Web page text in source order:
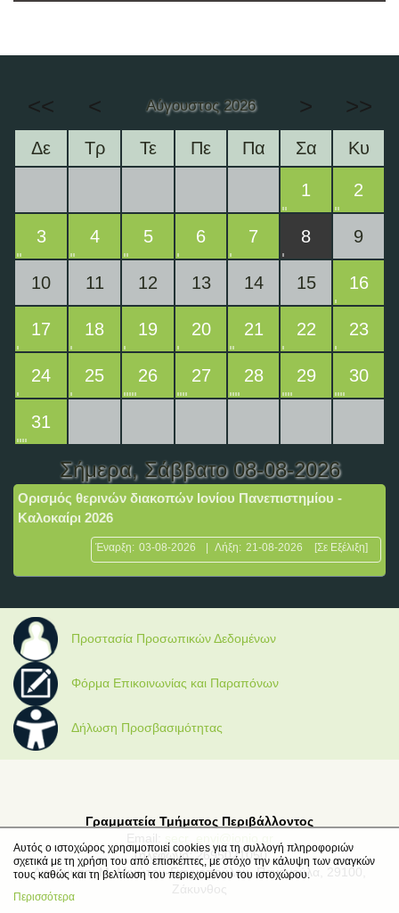
<< < Αύγουστος 2026 > >>
Δε Τρ Τε Πε Πα Σα Κυ
1 2
3 4 5 6 7 8 9
10 11 12 13 14 15 16
17 18 19 20 21 22 23
24 25 26 27 28 29 30
31
Σήμερα, Σάββατο 08-08-2026
Ορισμός θερινών διακοπών Ιονίου Πανεπιστημίου -
Καλοκαίρι 2026
Έναρξη: 03-08-2026 | Λήξη: 21-08-2026 [Σε Εξέλιξη]
Προστασία Προσωπικών Δεδομένων
Φόρμα Επικοινωνίας και Παραπόνων
Δήλωση Προσβασιμότητας
Γραμματεία Τμήματος Περιβάλλοντος
Email:
Τηλέφωνο: 2695021050
Διεύθυνση: Μ. Μινώτου-Γιαννοπούλου, Παναγούλα, 29100,
Ζάκυνθος
Αυτός ο ιστοχώρος χρησιμοποιεί cookies για τη συλλογή πληροφοριών
σχετικά με τη χρήση του από επισκέπτες, με στόχο την κάλυψη των αναγκών
τους καθώς και τη βελτίωση του περιεχομένου του ιστοχώρου.
Περισσότερα